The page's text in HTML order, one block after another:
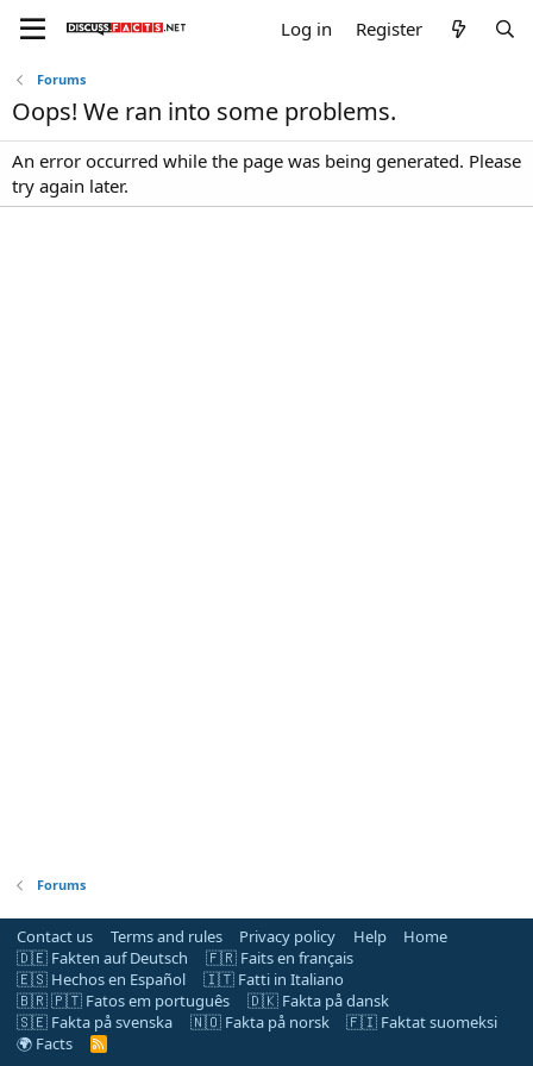
Log in Register
Forums
Oops! We ran into some problems.
An error occurred while the page was being generated. Please
try again later.
Forums
Contact us Terms and rules Privacy policy Help
Home
🇩🇪 Fakten auf Deutsch
🇫🇷 Faits en français
🇪🇸 Hechos en Español
🇮🇹 Fatti in Italiano
🇧🇷 🇵🇹 Fatos em português
🇩🇰 Fakta på dansk
🇸🇪 Fakta på svenska
🇳🇴 Fakta på norsk
🇫🇮 Faktat suomeksi
🌍 Facts
R